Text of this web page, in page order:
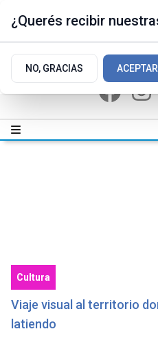
Cultura
Viaje visual al territorio
latiendo
¿Querés recibir
NO, GRACIAS ACEPTAR